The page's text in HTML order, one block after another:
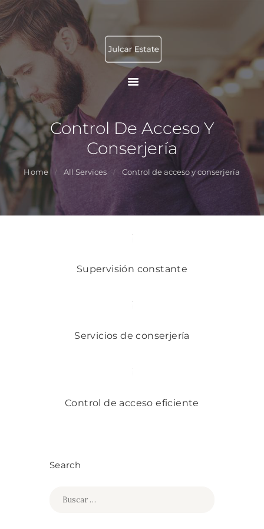
Control De Acceso Y
Conserjería
Home All Services Control de acceso y conserjería
JULCAR ESTATE
Gestión Patrimonial Operativa
INICIO
FACILITY
SERVICES
PROMOTION AND
MANAGEMENT
TOURIST RENTAL
CONTACTO
Supervisión constante
Servicios de conserjería
Control de acceso eficiente
Search